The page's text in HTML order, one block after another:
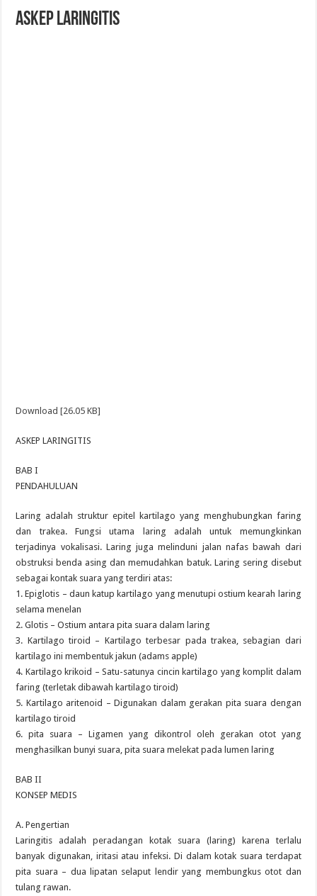
ASKEP LARINGITIS
Download [26.05 KB]
ASKEP LARINGITIS
BAB I
PENDAHULUAN
Laring adalah struktur epitel kartilago yang menghubungkan faring
dan trakea. Fungsi utama laring adalah untuk memungkinkan
terjadinya vokalisasi. Laring juga melinduni jalan nafas bawah dari
obstruksi benda asing dan memudahkan batuk. Laring sering disebut
sebagai kontak suara yang terdiri atas:
1. Epiglotis – daun katup kartilago yang menutupi ostium kearah laring
selama menelan
2. Glotis – Ostium antara pita suara dalam laring
3. Kartilago tiroid – Kartilago terbesar pada trakea, sebagian dari
kartilago ini membentuk jakun (adams apple)
4. Kartilago krikoid – Satu-satunya cincin kartilago yang komplit dalam
faring (terletak dibawah kartilago tiroid)
5. Kartilago aritenoid – Digunakan dalam gerakan pita suara dengan
kartilago tiroid
6. pita suara – Ligamen yang dikontrol oleh gerakan otot yang
menghasilkan bunyi suara, pita suara melekat pada lumen laring
BAB II
KONSEP MEDIS
A. Pengertian
Laringitis adalah peradangan kotak suara (laring) karena terlalu
banyak digunakan, iritasi atau infeksi. Di dalam kotak suara terdapat
pita suara – dua lipatan selaput lendir yang membungkus otot dan
tulang rawan.